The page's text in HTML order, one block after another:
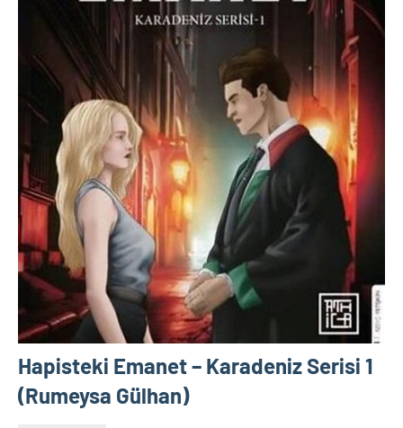
Hapisteki Emanet – Karadeniz Serisi 1
(Rumeysa Gülhan)